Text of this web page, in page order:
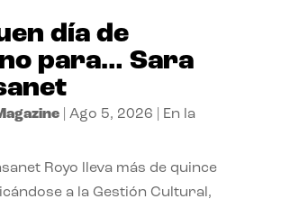
día de
para… Sara
| Ago 5, 2026
En la
Royo lleva más de quince
a la Gestión Cultural,